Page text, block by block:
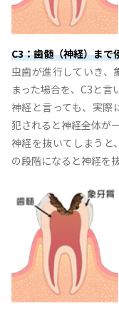
C3：歯髄（神経）まで
虫歯が進行していき、
まった場合を、C3と言
神経と言っても、実際
犯されると神経全体が
神経を抜いてしまうと
の段階になると神経を